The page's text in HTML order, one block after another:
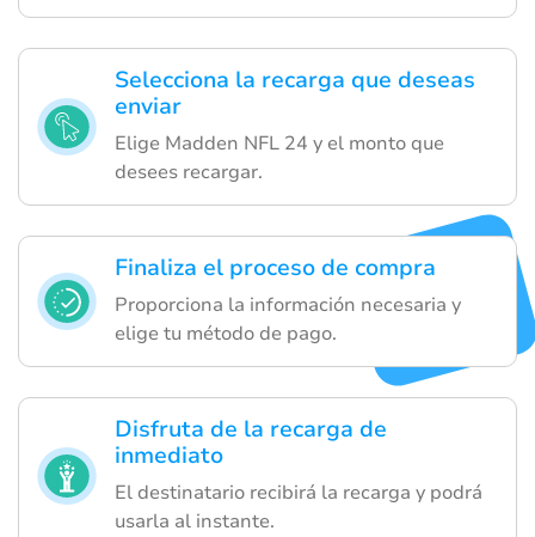
Selecciona la recarga que deseas
enviar
Elige Madden NFL 24 y el monto que
desees recargar.
Finaliza el proceso de compra
Proporciona la información necesaria y
elige tu método de pago.
Disfruta de la recarga de
inmediato
El destinatario recibirá la recarga y podrá
usarla al instante.